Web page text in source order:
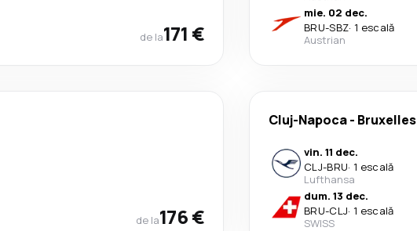
de la171 €
mie. 02 dec.
BRU-SBZ· 1 escală
Austrian
de la176 €
Cluj-Napoca- Bruxelles
vin. 11 dec.
CLJ-BRU· 1 escală
Lufthansa
dum. 13 dec.
BRU-CLJ· 1 escală
SWISS